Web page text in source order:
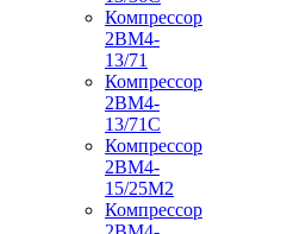
Компрессор
2ВМ4-
13/71
Компрессор
2ВМ4-
13/71С
Компрессор
2ВМ4-
15/25М2
Компрессор